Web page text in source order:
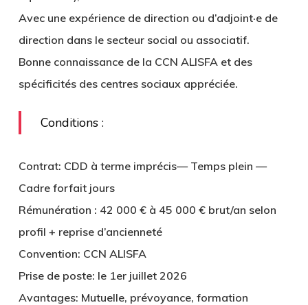
Avec une expérience de direction ou d’adjoint·e de
direction dans le secteur social ou associatif.
Bonne connaissance de la CCN ALISFA et des
spécificités des centres sociaux appréciée.
Conditions :
Contrat: CDD à terme imprécis— Temps plein —
Cadre forfait jours
Rémunération : 42 000 € à 45 000 € brut/an selon
profil + reprise d’ancienneté
Convention: CCN ALISFA
Prise de poste: le 1er juillet 2026
Avantages: Mutuelle, prévoyance, formation